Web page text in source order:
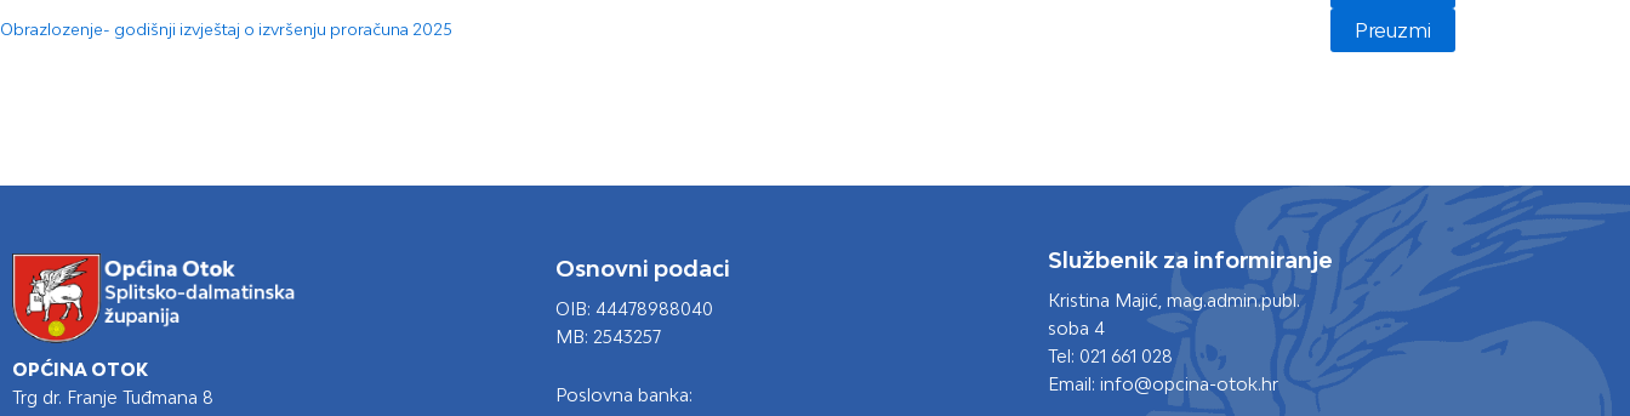
Obrazlozenje- godišnji izvještaj o izvršenju proračuna 2025 Preuzmi
OPĆINA OTOK
Trg dr. Franje Tuđmana 8
Osnovni podaci
OIB: 44478988040
MB: 2543257
Poslovna banka:
Službenik za informiranje
Kristina Majić, mag.admin.publ.
soba 4
Tel: 021 661 028
Email: info@opcina-otok.hr